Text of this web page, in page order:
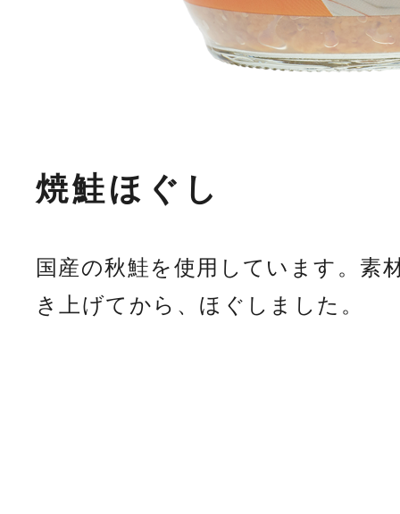
焼鮭ほぐし
国産の秋鮭を使用しています。素
き上げてから、ほぐしました。